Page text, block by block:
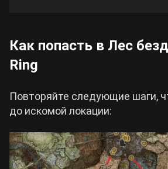
Как попасть в Лес
Ring
Повторяйте следующие шаги,
до искомой локации: